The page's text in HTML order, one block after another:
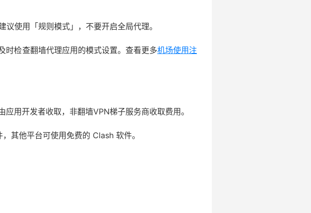
使用「规则模式」，不要开启全局代理。
时检查翻墙代理应用的模式设置。查看更多机场使用注
用开发者收取，非翻墙VPN梯子服务商收取费用。
其他平台可使用免费的 Clash 软件。